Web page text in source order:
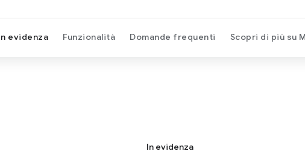
evidenza Funzionalità Domande frequenti Scopri di più su
In evidenza